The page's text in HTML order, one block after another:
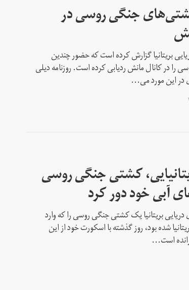
جنگی روسی در
بریتانیا گزارش کرده است که حضور چندین
در کانال مانش ردیابی کرده است. روزنامه دیلی
در این مورد می...
کشتی جنگی روسی
آبی خود دور کرد
بریتانیا یک کشتی جنگی روسی را که وارد
شده بود، روز گذشته با اسکورت خود از این
است...